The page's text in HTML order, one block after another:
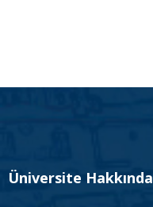
Üniversite Hakkında